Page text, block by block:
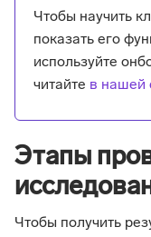
Чтобы научить
показать его
используйте
читайте в нашей
Этапы
Чтобы получить